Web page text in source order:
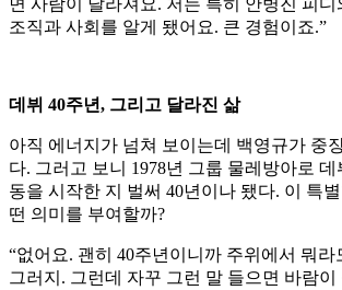
면 사람이 달라져요. 저는 특히 안병진 피디
조직과 사회를 알게 됐어요. 큰 경험이죠.”
데뷔 40주년, 그리고 달라진 삶
아직 에너지가 넘쳐 보이는데 백영규가 중
다. 그러고 보니 1978년 그룹 물레방아로
동을 시작한 지 벌써 40년이나 됐다. 이 특
떤 의미를 부여할까?
“없어요. 괜히 40주년이니까 주위에서 뭐
그러지. 그런데 자꾸 그런 말 들으면 바람